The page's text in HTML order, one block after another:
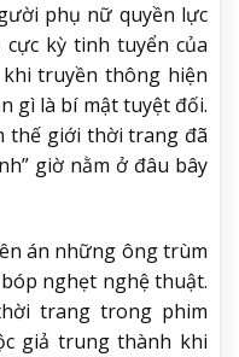
phụ nữ quyền lực
kỳ tinh tuyển của
truyền thông hiện
gì là bí mật tuyệt đối.
thế giới thời trang đã
giờ nằm ở đâu bây
án những ông trùm
nghẹt nghệ thuật.
trang trong phim
giả trung thành khi